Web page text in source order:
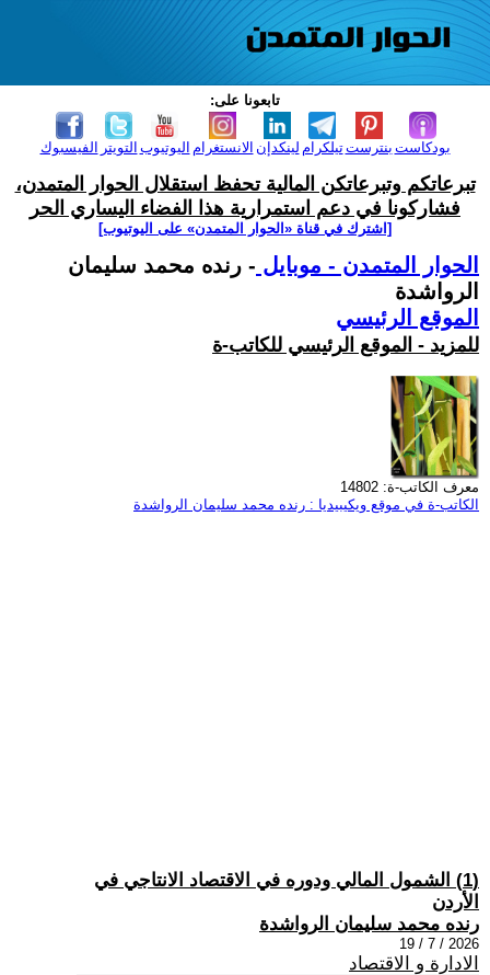
تابعونا على:
الفيسبوك التويتر اليوتيوب الانستغرام لينكدإن تيلكرامبنترست بودكاست
تبرعاتكم وتبرعاتكن المالية تحفظ استقلال الحوار المتمدن،
فشاركونا في دعم استمرارية هذا الفضاء اليساري الحر
[اشترك في قناة ‫«الحوار المتمدن» على اليوتيوب]
الحوار المتمدن - موبايل - رنده محمد سليمان
الرواشدة
الموقع الرئيسي
للمزيد - الموقع الرئيسي للكاتب-ة
معرف الكاتب-ة: 14802
الكاتب-ة في موقع ويكيبيديا : رنده محمد سليمان الرواشدة
(1) الشمول المالي ودوره في الاقتصاد الانتاجي في
الأردن
رنده محمد سليمان الرواشدة
2026 / 7 / 19
الادارة و الاقتصاد